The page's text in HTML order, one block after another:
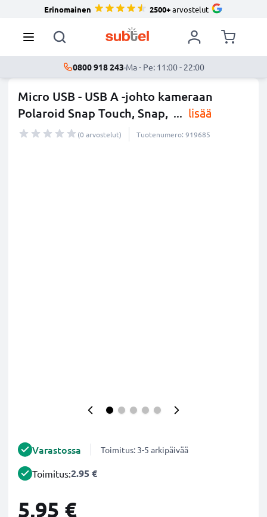
Erinomainen 2500+arvostelut
0800 918 243·Ma - Pe: 11:00 - 22:00
Micro USB - USB A -johto kameraan
Polaroid Snap Touch, Snap, ... lisää
(0 arvostelut) Tuotenumero: 919685
Varastossa Toimitus: 3-5 arkipäivää
Toimitus:2.95 €
5,95 €